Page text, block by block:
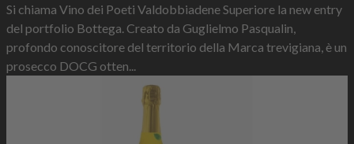
Si chiama Vino dei Poeti Valdobbiadene Superiore la new entry
del portfolio Bottega. Creato da Guglielmo Pasqualin,
profondo conoscitore del territorio della Marca trevigiana, è un
prosecco DOCG otten...